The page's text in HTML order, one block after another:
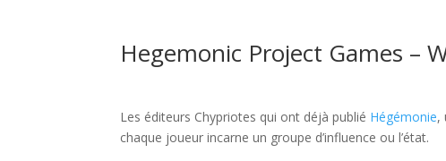
Hegemonic Project Games –
Les éditeurs Chypriotes qui ont déjà publié Hégémonie,
chaque joueur incarne un groupe d’influence ou l’état.